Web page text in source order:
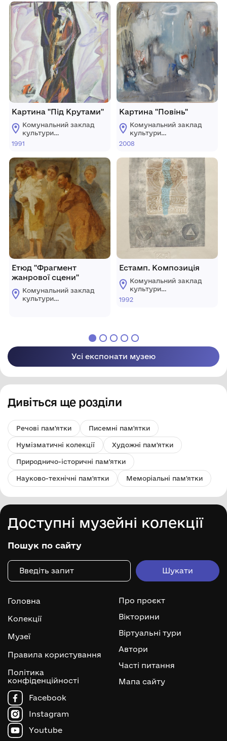
Картина "Під Крутами"
Комунальний заклад
культури
"Хмельницький
музей"
1991
Етюд "Фрагмент
жанрової сцени"
Комунальний заклад
культури
Картина "Повінь"
Комунальний заклад
культури
"Хмельницький
музей"
2008
Естамп. Композиція
Комунальний заклад
культури
"Хмельницький
1992
Усі експонати музею
Дивіться ще розділи
Речові пам'ятки Писемні пам'ятки
Нумізматичні колекції Художні пам'ятки
Природничо-історичні пам'ятки
Науково-технічні пам'ятки Меморіальні пам'ятки
Доступні музейні колекції
Пошук по сайту
Головна
Колекції
Музеї
Правила користування
Політика
конфіденційності
Про проєкт
Вікторини
Віртуальні тури
Автори
Часті питання
Мапа сайту
Facebook
Instagram
Youtube